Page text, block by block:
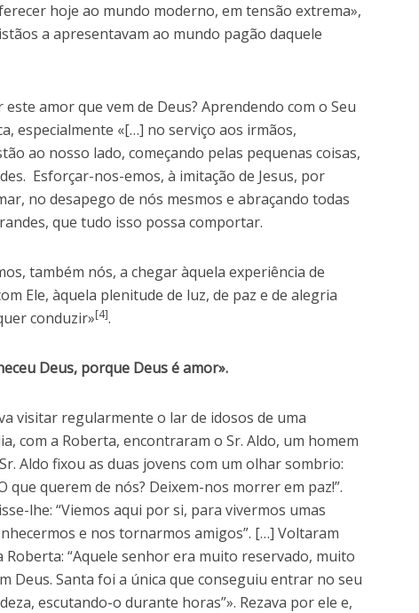
hoje ao mundo moderno, em tensão extrema»,
a apresentavam ao mundo pagão daquele
amor que vem de Deus? Aprendendo com o Seu
especialmente «[…] no serviço aos irmãos,
ao nosso lado, começando pelas pequenas coisas,
Esforçar-nos-emos, à imitação de Jesus, por
no desapego de nós mesmos e abraçando todas
que tudo isso possa comportar.
também nós, a chegar àquela experiência de
Ele, àquela plenitude de luz, de paz e de alegria
conduzir»[4].
Deus, porque Deus é amor».
visitar regularmente o lar de idosos de uma
com a Roberta, encontraram o Sr. Aldo, um homem
Aldo fixou as duas jovens com um olhar sombrio:
que querem de nós? Deixem-nos morrer em paz!”.
lhe: “Viemos aqui por si, para vivermos umas
e nos tornarmos amigos”. […] Voltaram
Roberta: “Aquele senhor era muito reservado, muito
Deus. Santa foi a única que conseguiu entrar no seu
escutando-o durante horas”». Rezava por ele e,